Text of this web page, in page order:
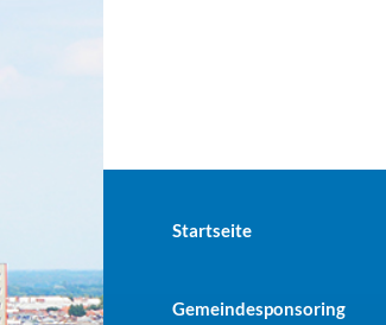
Startseite
Gemeindesponsoring